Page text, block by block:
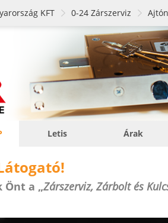
KFT 0-24 Zárszerviz
Letis Árak
Önt a „Zárszerviz, Zárbolt és